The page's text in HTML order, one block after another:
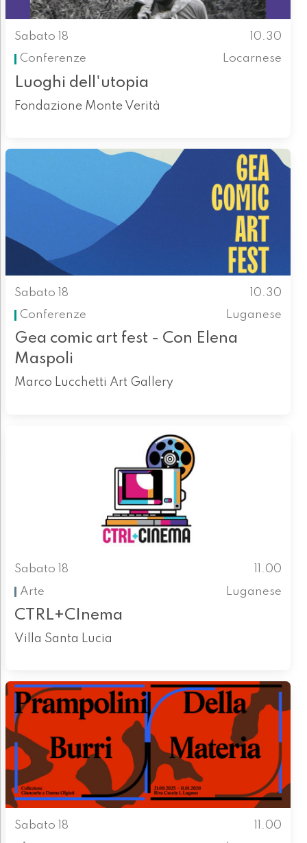
Sabato 18
10.30
Conferenze
Locarnese
Luoghi dell'utopia
Fondazione Monte Verità
Sabato 18
10.30
Conferenze
Luganese
Gea comic art fest - Con Elena
Maspoli
Marco Lucchetti Art Gallery
Sabato 18
11.00
Arte
Luganese
CTRL+CInema
Villa Santa Lucia
Sabato 18
11.00